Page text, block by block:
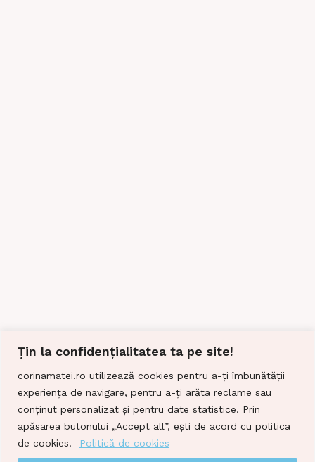
Țin la confidențialitatea ta pe site!
corinamatei.ro utilizează cookies pentru a-ți îmbunătății
experiența de navigare, pentru a-ți arăta reclame sau
conținut personalizat și pentru date statistice. Prin
apăsarea butonului „Accept all”, ești de acord cu politica
de cookies.
Politică de cookies